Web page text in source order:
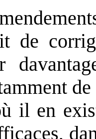
de
il en